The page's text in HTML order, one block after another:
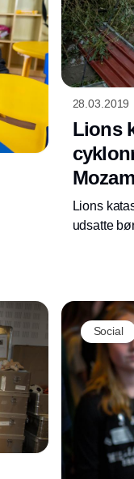
28.03.2019
Lions
Lions
udsatte
Social